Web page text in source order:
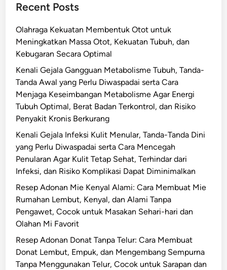
Recent Posts
Olahraga Kekuatan Membentuk Otot untuk
Meningkatkan Massa Otot, Kekuatan Tubuh, dan
Kebugaran Secara Optimal
Kenali Gejala Gangguan Metabolisme Tubuh, Tanda-
Tanda Awal yang Perlu Diwaspadai serta Cara
Menjaga Keseimbangan Metabolisme Agar Energi
Tubuh Optimal, Berat Badan Terkontrol, dan Risiko
Penyakit Kronis Berkurang
Kenali Gejala Infeksi Kulit Menular, Tanda-Tanda Dini
yang Perlu Diwaspadai serta Cara Mencegah
Penularan Agar Kulit Tetap Sehat, Terhindar dari
Infeksi, dan Risiko Komplikasi Dapat Diminimalkan
Resep Adonan Mie Kenyal Alami: Cara Membuat Mie
Rumahan Lembut, Kenyal, dan Alami Tanpa
Pengawet, Cocok untuk Masakan Sehari-hari dan
Olahan Mi Favorit
Resep Adonan Donat Tanpa Telur: Cara Membuat
Donat Lembut, Empuk, dan Mengembang Sempurna
Tanpa Menggunakan Telur, Cocok untuk Sarapan dan